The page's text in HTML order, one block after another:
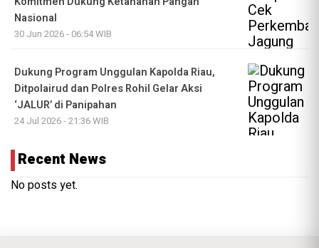
Nasional
30 Jun 2026 - 06:54 WIB
Dukung Program Unggulan Kapolda Riau,
Ditpolairud dan Polres Rohil Gelar Aksi
‘JALUR’ di Panipahan
24 Jul 2026 - 21:36 WIB
Recent News
No posts yet.